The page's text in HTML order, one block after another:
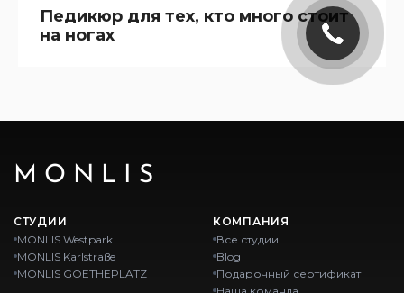
Педикюр для тех, кто много стоит
на ногах
MONLIS
СТУДИИ
MONLIS Westpark
MONLIS Karlstraße
MONLIS GOETHEPLATZ
КОМПАНИЯ
Все студии
Blog
Подарочный сертификат